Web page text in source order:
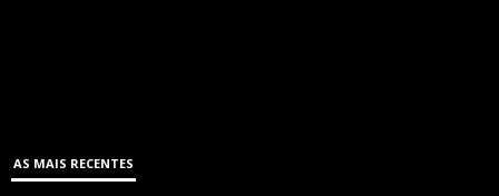
AS MAIS RECENTES